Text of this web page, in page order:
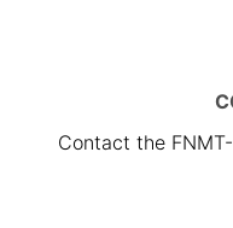
Contact the